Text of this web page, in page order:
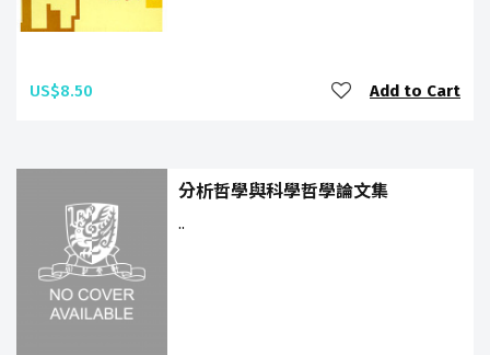
US$8.50 Add to Cart
分析哲學與科學哲學論文集
..